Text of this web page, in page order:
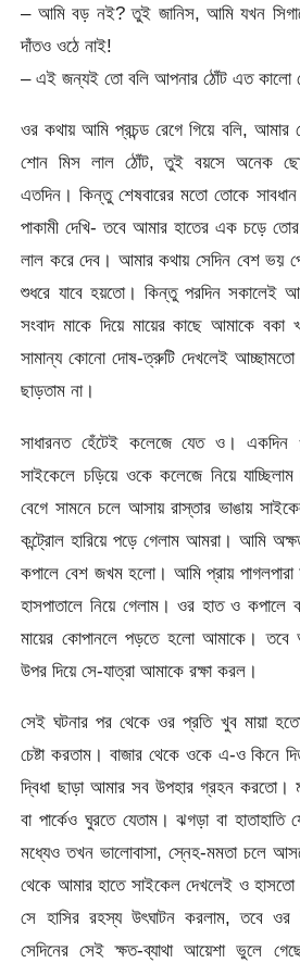
– আমি বড় নই? তুই জানিস, আমি যখন
দাঁতও ওঠে নাই!
– এই জন্যই তো বলি আপনার ঠোঁট এত কালো
ওর কথায় আমি প্রচন্ড রেগে গিয়ে বলি,
শোন মিস লাল ঠোঁট, তুই বয়সে অনেক
এতদিন। কিন্তু শেষবারের মতো তোকে
পাকামী দেখি- তবে আমার হাতের এক চড়ে
লাল করে দেব। আমার কথায় সেদিন বেশ ভয়
শুধরে যাবে হয়তো। কিন্তু পরদিন সকালেই
সংবাদ মাকে দিয়ে মায়ের কাছে আমাকে
সামান্য কোনো দোষ-ত্রুটি দেখলেই আচ্ছামতো
ছাড়তাম না।
সাধারনত হেঁটেই কলেজে যেত ও। একদিন
সাইকেলে চড়িয়ে ওকে কলেজে নিয়ে
বেগে সামনে চলে আসায় রাস্তার ভাঙায়
কন্ট্রোল হারিয়ে পড়ে গেলাম আমরা। আমি
কপালে বেশ জখম হলো। আমি প্রায় পাগলপারা
হাসপাতালে নিয়ে গেলাম। ওর হাত ও কপালে
মায়ের কোপানলে পড়তে হলো আমাকে। তবে
উপর দিয়ে সে-যাত্রা আমাকে রক্ষা করল।
সেই ঘটনার পর থেকে ওর প্রতি খুব মায়া
চেষ্টা করতাম। বাজার থেকে ওকে এ-ও কিনে
দ্বিধা ছাড়া আমার সব উপহার গ্রহন করতো।
বা পার্কেও ঘুরতে যেতাম। ঝগড়া বা
মধ্যেও তখন ভালোবাসা, স্নেহ-মমতা চলে
থেকে আমার হাতে সাইকেল দেখলেই ও
সে হাসির রহস্য উৎঘাটন করলাম, তবে
সেদিনের সেই ক্ষত-ব্যাথা আয়েশা ভুলে